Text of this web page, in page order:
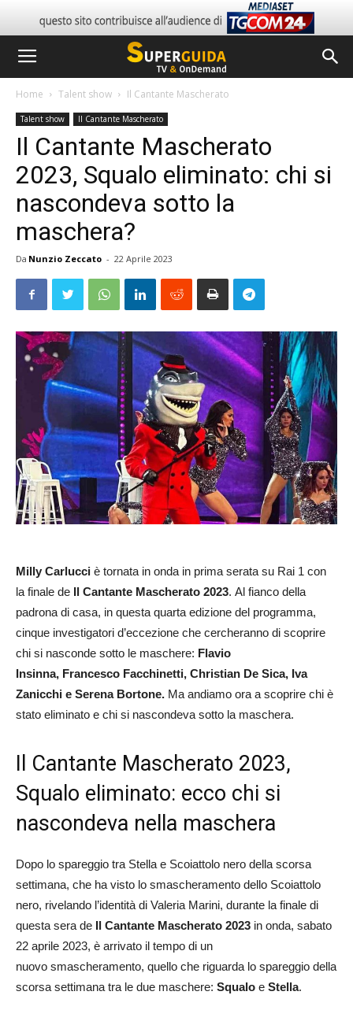
Home Talent show Il Cantante Mascherato
Talent show Il Cantante Mascherato
Il Cantante Mascherato
2023, Squalo eliminato: chi si
nascondeva sotto la
maschera?
Da Nunzio Zeccato - 22 Aprile 2023
Milly Carlucci è tornata in onda in prima serata su Rai 1 con
la finale de Il Cantante Mascherato 2023. Al fianco della
padrona di casa, in questa quarta edizione del programma,
cinque investigatori d’eccezione che cercheranno di scoprire
chi si nasconde sotto le maschere: Flavio
Insinna, Francesco Facchinetti, Christian De Sica, Iva
Zanicchi e Serena Bortone. Ma andiamo ora a scoprire chi è
stato eliminato e chi si nascondeva sotto la maschera.
Il Cantante Mascherato 2023,
Squalo eliminato: ecco chi si
nascondeva nella maschera
Dopo lo spareggio tra Stella e Scoiattolo nero della scorsa
settimana, che ha visto lo smascheramento dello Scoiattolo
nero, rivelando l’identità di Valeria Marini, durante la finale di
questa sera de Il Cantante Mascherato 2023 in onda, sabato
22 aprile 2023, è arrivato il tempo di un
nuovo smascheramento, quello che riguarda lo spareggio della
scorsa settimana tra le due maschere: Squalo e Stella.